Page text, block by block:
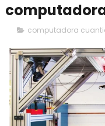
computadora